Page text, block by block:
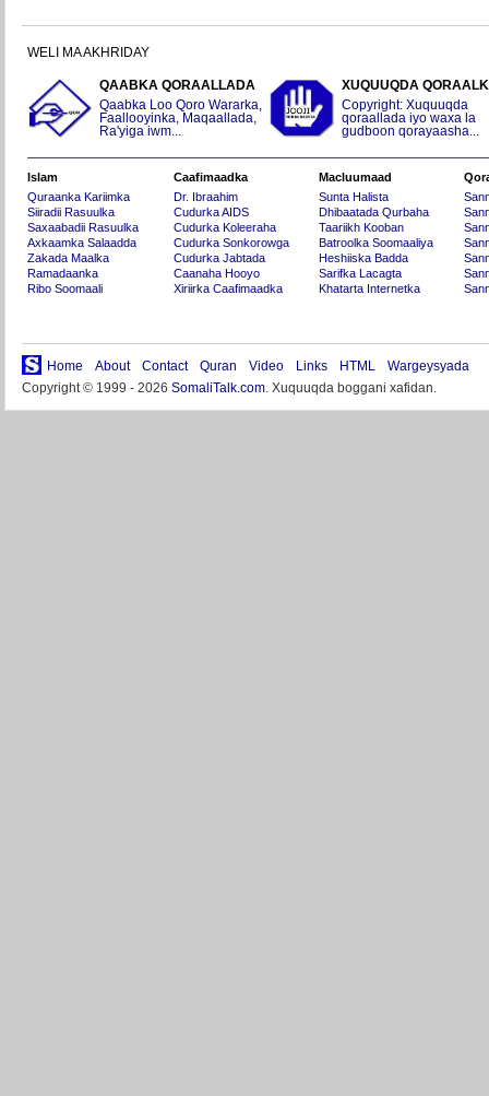
WELI MA AKHRIDAY
QAABKA QORAALLADA
Qaabka Loo Qoro Wararka,
Faallooyinka, Maqaallada,
Ra'yiga iwm...
XUQUUQDA
Copyright: Xuquuqda
qoraallada iyo waxa la
gudboon qorayaasha...
Islam
Quraanka Kariimka
Siiradii Rasuulka
Saxaabadii Rasuulka
Axkaamka Salaadda
Zakada Maalka
Ramadaanka
Ribo Soomaali
Caafimaadka
Dr. Ibraahim
Cudurka AIDS
Cudurka Koleeraha
Cudurka Sonkorowga
Cudurka Jabtada
Caanaha Hooyo
Xiriirka Caafimaadka
Macluumaad
Sunta Halista
Dhibaatada Qurbaha
Taariikh Kooban
Batroolka Soomaaliya
Heshiiska Badda
Sarifka Lacagta
Khatarta Internetka
Home About Contact Quran Video Links HTML
Wargeysyada
Copyright © 1999 - 2026 SomaliTalk.com. Xuquuqda boggani xafidan.